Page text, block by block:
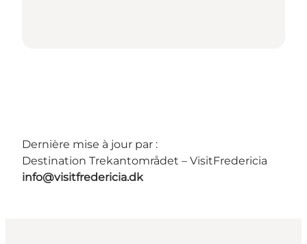
Dernière mise à jour par :
Destination Trekantområdet – VisitFredericia
info@visitfredericia.dk